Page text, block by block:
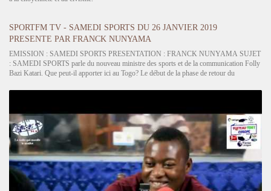
SPORTFM TV - SAMEDI SPORTS DU 26 JANVIER 2019
PRESENTE PAR FRANCK NUNYAMA
EMISSION : SAMEDI SPORTS PRESENTATION : FRANCK NUNYAMA SUJET
: SAMEDI SPORTS parle du nouveau ministre des sports et de la communication Folly
Bazi Katari. Que peut-il apporter ici au Togo? Le début de la phase de retour du
GOMIDO,…